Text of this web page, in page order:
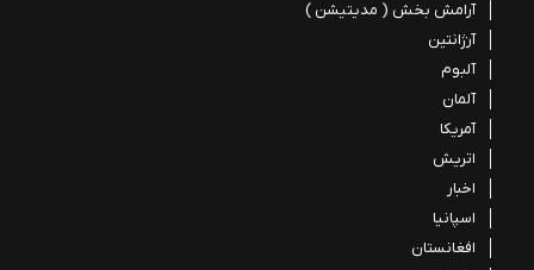
آرامش بخش ( مدیتیشن )
آرژانتین
آلبوم
آلمان
آمریکا
اتریش
اخبار
اسپانیا
افغانستان